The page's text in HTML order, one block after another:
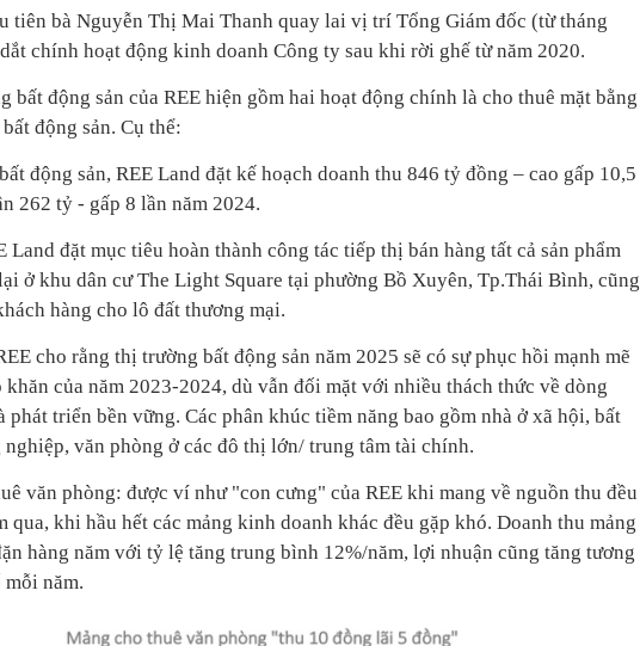
tiên bà Nguyễn Thị Mai Thanh quay lai vị trí Tổng Giám đốc (từ tháng
chính hoạt động kinh doanh Công ty sau khi rời ghế từ năm 2020.
bất động sản của REE hiện gồm hai hoạt động chính là cho thuê mặt bằng
động sản. Cụ thể:
động sản, REE Land đặt kế hoạch doanh thu 846 tỷ đồng – cao gấp 10,5
262 tỷ - gấp 8 lần năm 2024.
Land đặt mục tiêu hoàn thành công tác tiếp thị bán hàng tất cả sản phẩm
ở khu dân cư The Light Square tại phường Bồ Xuyên, Tp.Thái Bình, cũng
hàng cho lô đất thương mại.
cho rằng thị trường bất động sản năm 2025 sẽ có sự phục hồi mạnh mẽ
khăn của năm 2023-2024, dù vẫn đối mặt với nhiều thách thức về dòng
phát triển bền vững. Các phân khúc tiềm năng bao gồm nhà ở xã hội, bất
nghiệp, văn phòng ở các đô thị lớn/ trung tâm tài chính.
văn phòng: được ví như "con cưng" của REE khi mang về nguồn thu đều
qua, khi hầu hết các mảng kinh doanh khác đều gặp khó. Doanh thu mảng
hàng năm với tỷ lệ tăng trung bình 12%/năm, lợi nhuận cũng tăng tương
mỗi năm.